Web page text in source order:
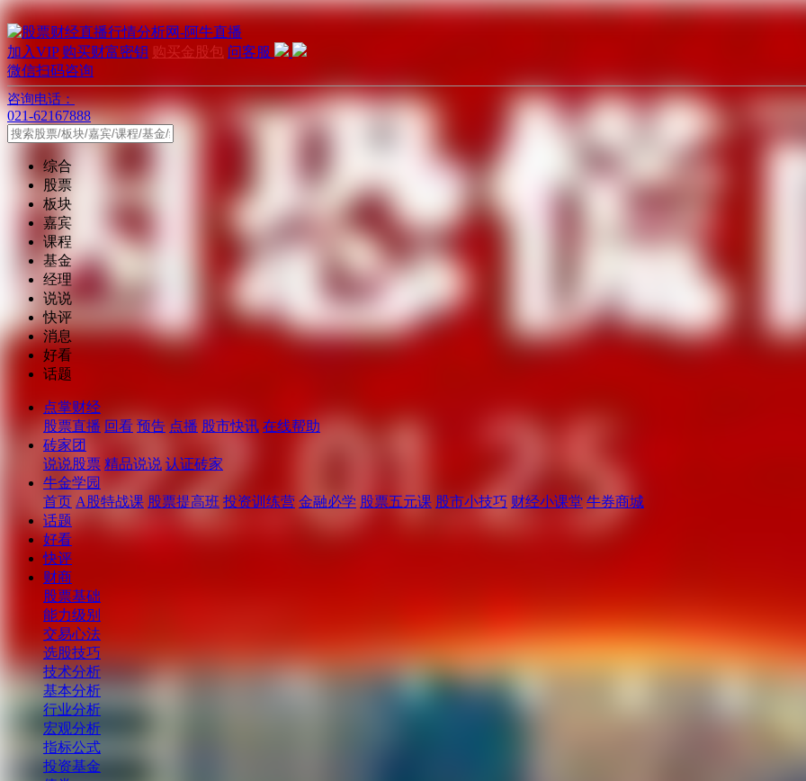
加入VIP 购买财富密钥 购买金股包 问客服
微信扫码咨询
咨询电话：
021-62167888
综合
股票
板块
嘉宾
课程
基金
经理
说说
快评
消息
好看
话题
点掌财经
股票直播 回看 预告 点播 股市快讯 在线帮助
砖家团
说说股票 精品说说 认证砖家
牛金学园
首页 A股特战课 股票提高班 投资训练营 金融必学 股票五元课 股市小技巧 财经小课堂 牛券商城
话题
好看
快评
财商
股票基础
能力级别
交易心法
选股技巧
技术分析
基本分析
行业分析
宏观分析
指标公式
投资基金